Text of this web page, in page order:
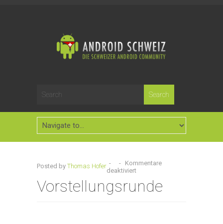
Posted by Thomas Hofer - - Kommentare
deaktiviert
Vorstellungsrunde